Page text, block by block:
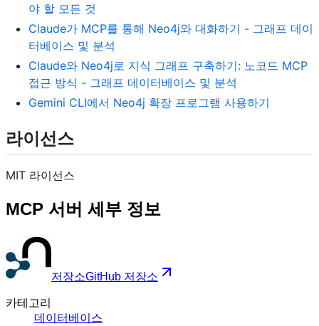
야 할 모든 것
Claude가 MCP를 통해 Neo4j와 대화하기 - 그래프 데이
터베이스 및 분석
Claude와 Neo4j로 지식 그래프 구축하기: 노코드 MCP
접근 방식 - 그래프 데이터베이스 및 분석
Gemini CLI에서 Neo4j 확장 프로그램 사용하기
라이선스
MIT 라이선스
MCP 서버 세부 정보
저장소GitHub 저장소
카테고리
데이터베이스